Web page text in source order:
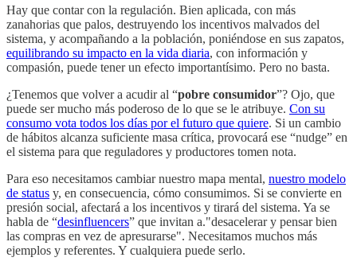
Hay que contar con la regulación. Bien aplicada, con más
zanahorias que palos, destruyendo los incentivos malvados del
sistema, y acompañando a la población, poniéndose en sus zapatos,
equilibrando su impacto en la vida diaria, con información y
compasión, puede tener un efecto importantísimo. Pero no basta.
¿Tenemos que volver a acudir al “pobre consumidor”? Ojo, que
puede ser mucho más poderoso de lo que se le atribuye. Con su
consumo vota todos los días por el futuro que quiere. Si un cambio
de hábitos alcanza suficiente masa crítica, provocará ese “nudge” en
el sistema para que reguladores y productores tomen nota.
Para eso necesitamos cambiar nuestro mapa mental, nuestro modelo
de status y, en consecuencia, cómo consumimos. Si se convierte en
presión social, afectará a los incentivos y tirará del sistema. Ya se
habla de “desinfluencers” que invitan a."desacelerar y pensar bien
las compras en vez de apresurarse". Necesitamos muchos más
ejemplos y referentes. Y cualquiera puede serlo.